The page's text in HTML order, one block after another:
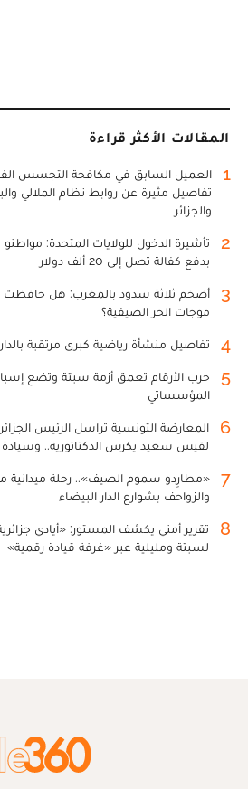
المقالات الأكثر قراءة
1
العميل السابق في مكافحة التجسس
تفاصيل مثيرة عن روابط نظام الملالي
والجزائر
2
بدفع كفالة تصل إلى 20 ألف دولار
3
أضخم ثلاثة سدود بالمغرب: هل
موجات الحر الصيفية؟
4 تفاصيل منشأة رياضية كبرى مرتقبة
5
حرب الأرقام تعمق أزمة سبتة وتضع
المؤسساتي
6
المعارضة التونسية تراسل الرئيس
لقيس سعيد يكرس الدكتاتورية..
7
«مطارِدو سموم الصيف».. رحلة ميدانية
والزواحف بشوارع الدار البيضاء
8
تقرير أمني يكشف المستور: «أيادي
لسبتة ومليلية عبر «غرفة قيادة رقمية»